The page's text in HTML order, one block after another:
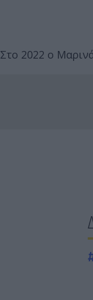
Στο 2022 ο